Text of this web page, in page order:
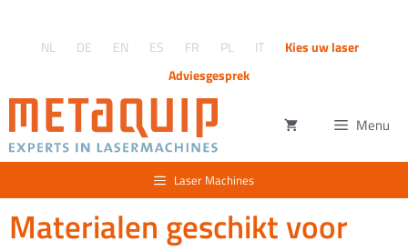
NL DE EN ES FR PL IT
Kies uw laser
Adviesgesprek
Menu
Laser Machines
Materialen geschikt voor